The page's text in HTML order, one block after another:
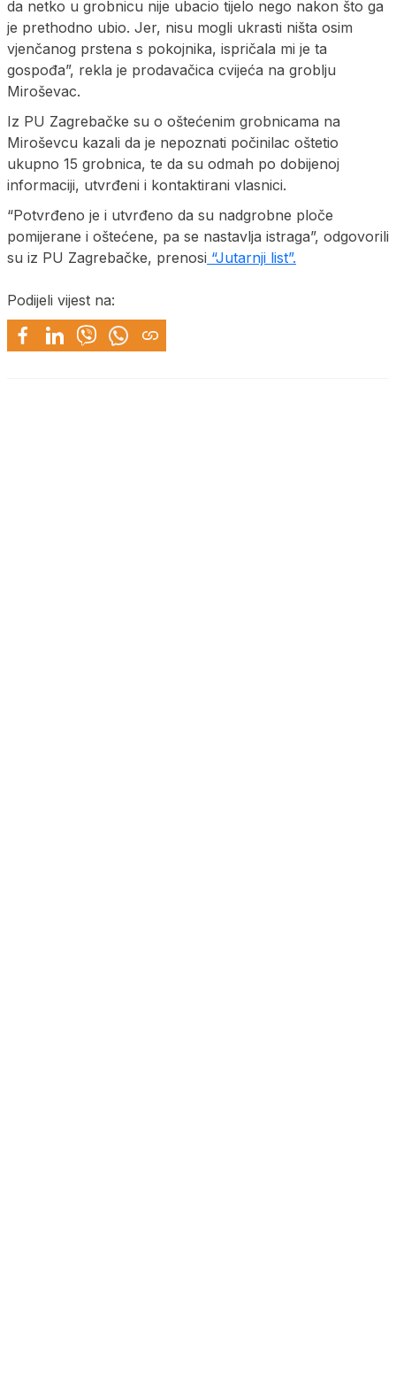
da netko u grobnicu nije ubacio tijelo nego nakon što ga
je prethodno ubio. Jer, nisu mogli ukrasti ništa osim
vjenčanog prstena s pokojnika, ispričala mi je ta
gospođa”, rekla je prodavačica cvijeća na groblju
Miroševac.
Iz PU Zagrebačke su o oštećenim grobnicama na
Miroševcu kazali da je nepoznati počinilac oštetio
ukupno 15 grobnica, te da su odmah po dobijenoj
informaciji, utvrđeni i kontaktirani vlasnici.
“Potvrđeno je i utvrđeno da su nadgrobne ploče
pomijerane i oštećene, pa se nastavlja istraga”, odgovorili
su iz PU Zagrebačke, prenosi “Jutarnji list”.
Podijeli vijest na: